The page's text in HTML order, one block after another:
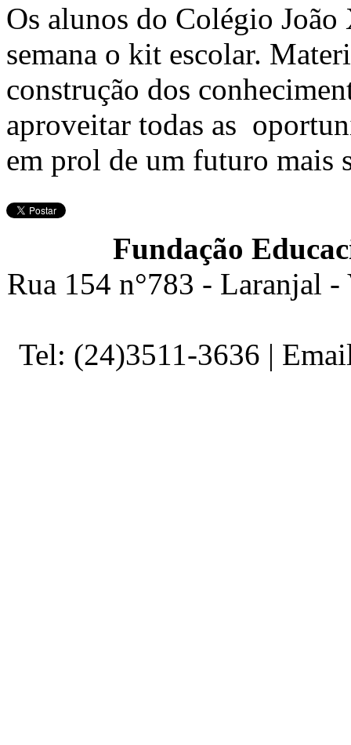
Os alunos do Colégio
semana o kit escolar.
construção dos
aproveitar todas as
em prol de um futuro mais
Fundação
Rua 154 n°783 - Laranjal
Tel: (24)3511-3636 |